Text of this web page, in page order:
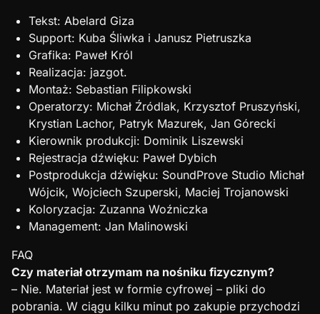
Tekst: Abelard Giza
Support: Kuba Śliwka i Janusz Pietruszka
Grafika: Paweł Król
Realizacja: jazgot.
Montaż: Sebastian Filipkowski
Operatorzy: Michał Źródlak, Krzysztof Pruszyński,
Krystian Lachor, Patryk Mazurek, Jan Górecki
Kierownik produkcji: Dominik Liszewski
Rejestracja dźwięku: Paweł Dybich
Postprodukcja dźwięku: SoundProve Studio Michał
Wójcik, Wojciech Szuperski, Maciej Trojanowski
Koloryzacja: Zuzanna Woźniczka
Management: Jan Malinowski
FAQ
Czy materiał otrzymam na nośniku fizycznym?
– Nie. Materiał jest w formie cyfrowej – pliki do
pobrania. W ciągu kilku minut po zakupie przychodzi